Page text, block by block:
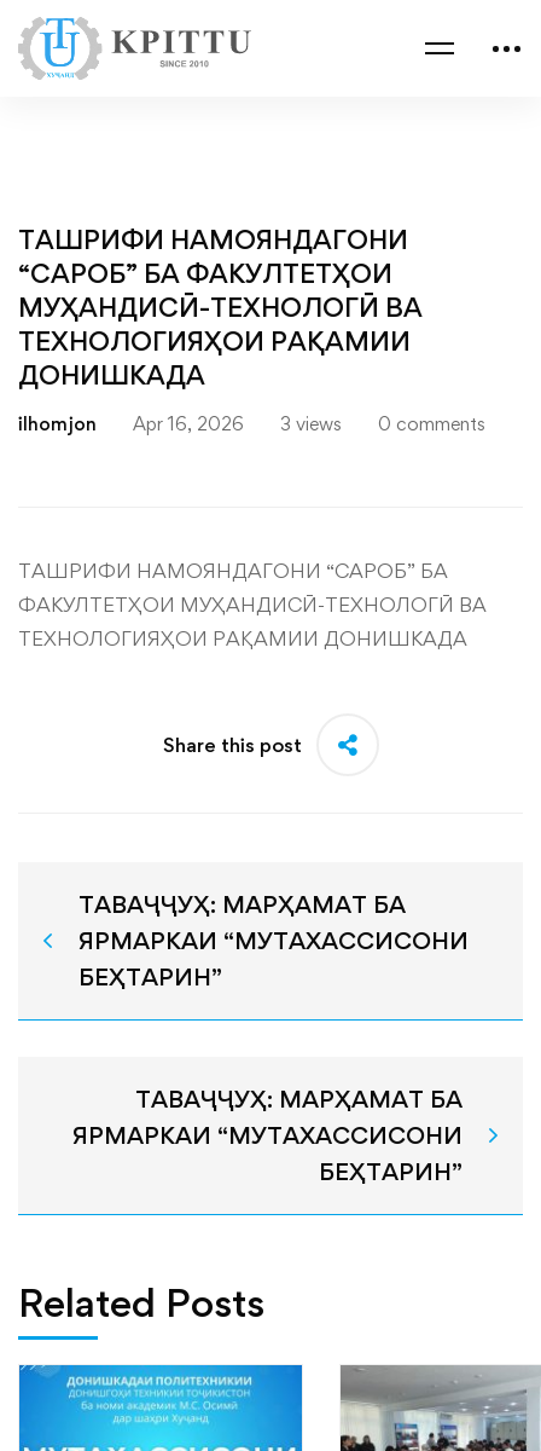
ТАШРИФИ НАМОЯНДАГОНИ
“САРОБ” БА ФАКУЛТЕТҲОИ
МУҲАНДИСӢ-ТЕХНОЛОГӢ ВА
ТЕХНОЛОГИЯҲОИ РАҚАМИИ
ДОНИШКАДА
ilhomjon Apr 16, 2026 3 views 0 comments
ТАШРИФИ НАМОЯНДАГОНИ “САРОБ” БА
ФАКУЛТЕТҲОИ МУҲАНДИСӢ-ТЕХНОЛОГӢ ВА
ТЕХНОЛОГИЯҲОИ РАҚАМИИ ДОНИШКАДА
Share this post
ТАВАҶҶУҲ: МАРҲАМАТ БА
ЯРМАРКАИ “МУТАХАССИСОНИ
БЕҲТАРИН”
ТАВАҶҶУҲ: МАРҲАМАТ БА
ЯРМАРКАИ “МУТАХАССИСОНИ
БЕҲТАРИН”
Related Posts